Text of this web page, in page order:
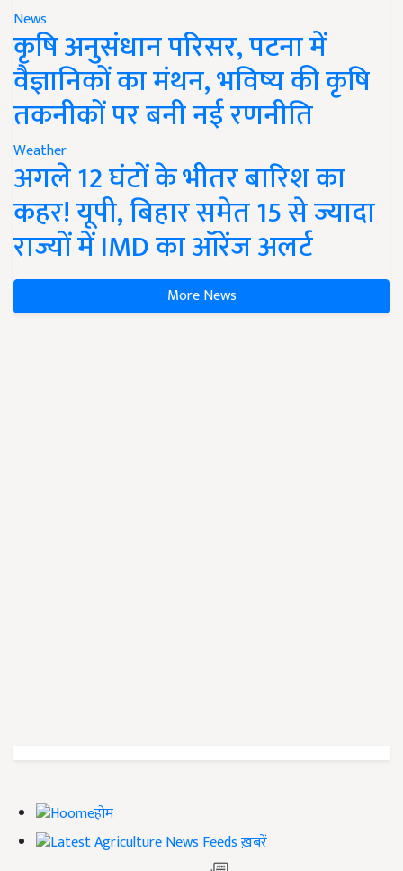
News
कृषि अनुसंधान परिसर, पटना में
वैज्ञानिकों का मंथन, भविष्य की कृषि
तकनीकों पर बनी नई रणनीति
Weather
अगले 12 घंटों के भीतर बारिश का
कहर! यूपी, बिहार समेत 15 से ज्यादा
राज्यों में IMD का ऑरेंज अलर्ट
More News
होम
ख़बरें